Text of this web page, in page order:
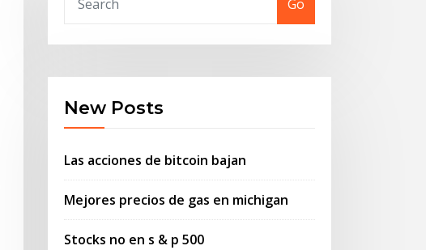
Go
New Posts
Las acciones de bitcoin bajan
Mejores precios de gas en michigan
Stocks no en s & p 500